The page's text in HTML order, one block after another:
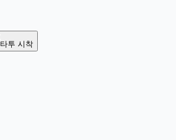
타투 시착